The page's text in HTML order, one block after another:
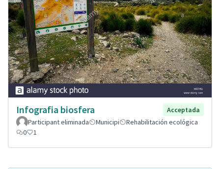
Infografia biosfera
Acceptada
Participant eliminada
Municipi
Rehabilitación ecológica
0
1